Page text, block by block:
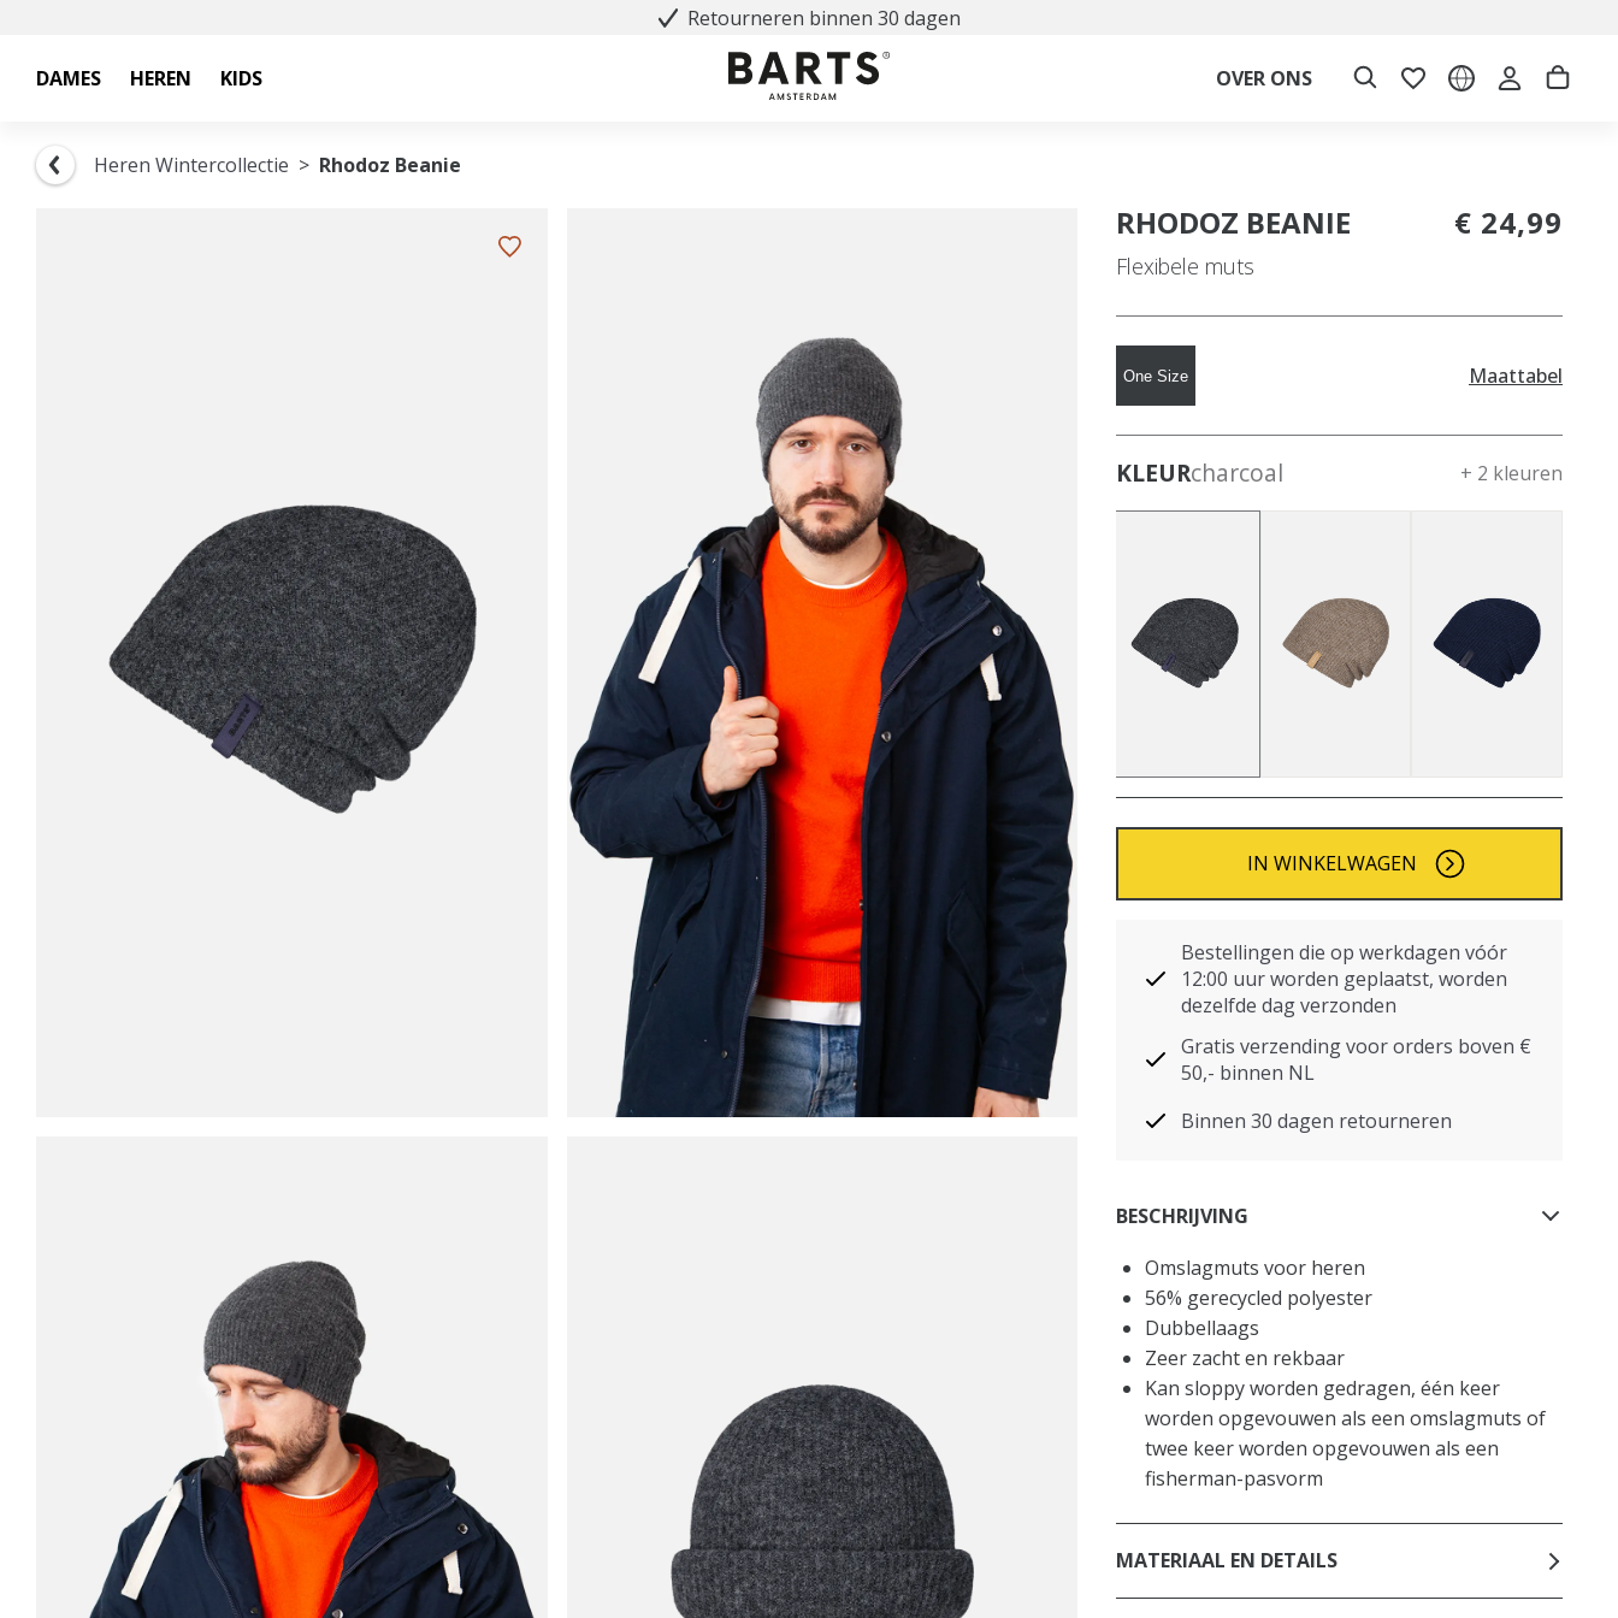
Retourneren binnen 30 dagen
DAMES HEREN KIDS OVER ONS
Heren Wintercollectie Rhodoz Beanie
RHODOZ BEANIE
Flexibele muts
€ 24,99
One Size Maattabel
KLEURcharcoal + 2 kleuren
IN WINKELWAGEN
Bestellingen die op werkdagen vóór
12:00 uur worden geplaatst, worden
dezelfde dag verzonden
Gratis verzending voor orders boven €
50,- binnen NL
Binnen 30 dagen retourneren
BESCHRIJVING
Omslagmuts voor heren
56% gerecycled polyester
Dubbellaags
Zeer zacht en rekbaar
Kan sloppy worden gedragen, één keer
worden opgevouwen als een omslagmuts of
twee keer worden opgevouwen als een
fisherman-pasvorm
MATERIAAL EN DETAILS